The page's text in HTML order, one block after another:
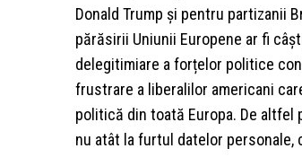
Donald Trump și pentru partizanii
părăsirii Uniunii Europene ar fi
delegitimiare a forțelor politice
frustrare a liberalilor americani
politică din toată Europa. De altfel
nu atât la furtul datelor personale,